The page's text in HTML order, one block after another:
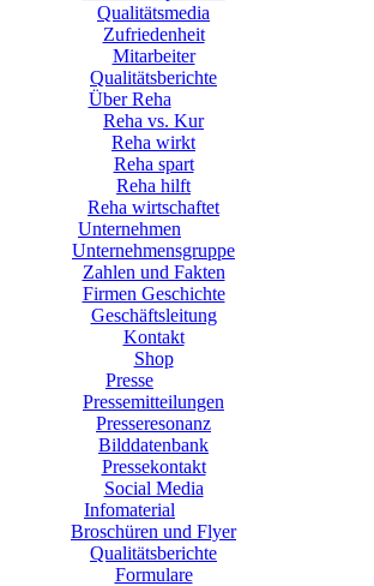
Qualitätsmedia
Zufriedenheit
Mitarbeiter
Qualitätsberichte
Über Reha
Reha vs. Kur
Reha wirkt
Reha spart
Reha hilft
Reha wirtschaftet
Unternehmen
Unternehmensgruppe
Zahlen und Fakten
Firmen Geschichte
Geschäftsleitung
Kontakt
Shop
Presse
Pressemitteilungen
Presseresonanz
Bilddatenbank
Pressekontakt
Social Media
Infomaterial
Broschüren und Flyer
Qualitätsberichte
Formulare